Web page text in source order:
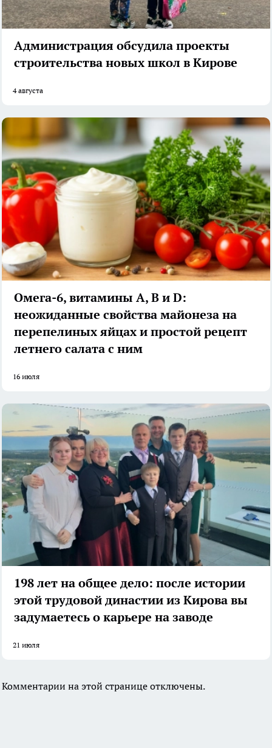
Администрация обсудила проекты
строительства новых школ в Кирове
4 августа
Омега-6, витамины А, В и D:
неожиданные свойства майонеза на
перепелиных яйцах и простой рецепт
летнего салата с ним
16 июля
198 лет на общее дело: после истории
этой трудовой династии из Кирова вы
задумаетесь о карьере на заводе
21 июля
Комментарии на этой странице отключены.